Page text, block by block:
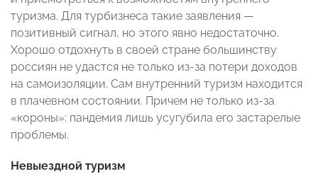
туризма. Для турбизнеса такие заявления —
позитивный сигнал, но этого явно недостаточно.
Хорошо отдохнуть в своей стране большинству
россиян не удастся не только из-за потери доходов
на самоизоляции. Сам внутренний туризм находится
в плачевном состоянии. Причем не только из-за
«короны»: пандемия лишь усугубила его застарелые
проблемы.
Невыездной туризм